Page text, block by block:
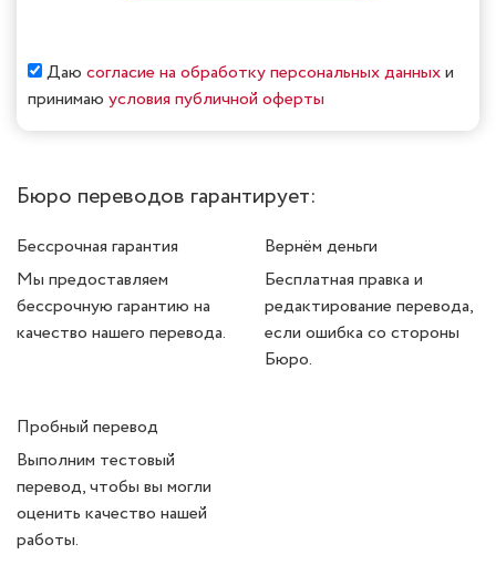
Даю согласие на обработку персональных данных и
принимаю условия публичной оферты
Бюро переводов гарантирует:
Бессрочная гарантия
Мы предоставляем
бессрочную гарантию на
качество нашего перевода.
Вернём деньги
Бесплатная правка и
редактирование перевода,
если ошибка со стороны
Бюро.
Пробный перевод
Выполним тестовый
перевод, чтобы вы могли
оценить качество нашей
работы.